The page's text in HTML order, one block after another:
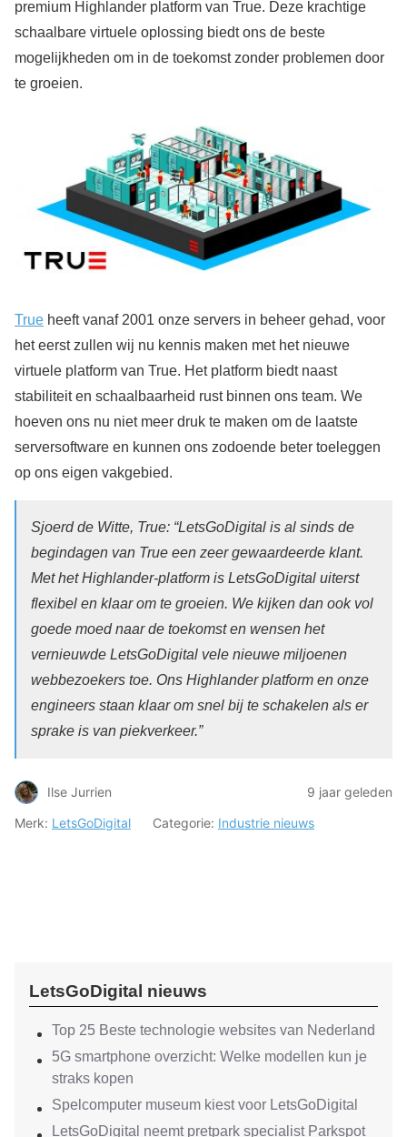
premium Highlander platform van True. Deze krachtige
schaalbare virtuele oplossing biedt ons de beste
mogelijkheden om in de toekomst zonder problemen door
te groeien.
True heeft vanaf 2001 onze servers in beheer gehad, voor
het eerst zullen wij nu kennis maken met het nieuwe
virtuele platform van True. Het platform biedt naast
stabiliteit en schaalbaarheid rust binnen ons team. We
hoeven ons nu niet meer druk te maken om de laatste
serversoftware en kunnen ons zodoende beter toeleggen
op ons eigen vakgebied.
Sjoerd de Witte, True: “LetsGoDigital is al sinds de
begindagen van True een zeer gewaardeerde klant.
Met het Highlander-platform is LetsGoDigital uiterst
flexibel en klaar om te groeien. We kijken dan ook vol
goede moed naar de toekomst en wensen het
vernieuwde LetsGoDigital vele nieuwe miljoenen
webbezoekers toe. Ons Highlander platform en onze
engineers staan klaar om snel bij te schakelen als er
sprake is van piekverkeer.”
Ilse Jurrien
9 jaar geleden
Merk: LetsGoDigital Categorie: Industrie nieuws
LetsGoDigital nieuws
Top 25 Beste technologie websites van Nederland
5G smartphone overzicht: Welke modellen kun je
straks kopen
Spelcomputer museum kiest voor LetsGoDigital
LetsGoDigital neemt pretpark specialist Parkspot